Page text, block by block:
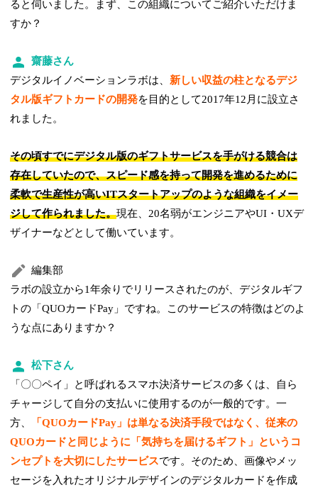
ると伺いました。まず、この組織についてご紹介いただけま
すか？
齋藤さん
デジタルイノベーションラボは、新しい収益の柱となるデジ
タル版ギフトカードの開発を目的として2017年12月に設立さ
れました。
その頃すでにデジタル版のギフトサービスを手がける競合は
存在していたので、スピード感を持って開発を進めるために
柔軟で生産性が高いITスタートアップのような組織をイメー
ジして作られました。現在、20名弱がエンジニアやUI・UXデ
ザイナーなどとして働いています。
編集部
ラボの設立から1年余りでリリースされたのが、デジタルギフ
トの「QUOカードPay」ですね。このサービスの特徴はどのよ
うな点にありますか？
松下さん
「〇〇ペイ」と呼ばれるスマホ決済サービスの多くは、自ら
チャージして自分の支払いに使用するのが一般的です。一
方、
「QUOカードPay」は単なる決済手段ではなく、従来の
QUOカードと同じように 「気持ちを届けるギフト」というコ
ンセプトを大切にしたサービスです。そのため、画像やメッ
セージを入れたオリジナルデザインのデジタルカードを作成